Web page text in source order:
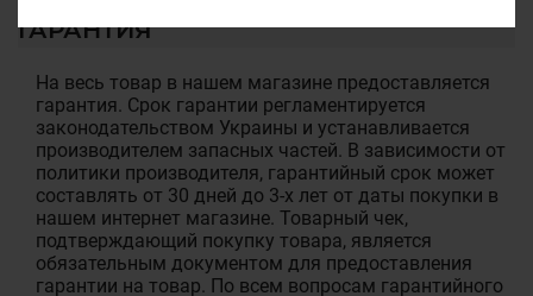
ГАРАНТИЯ
На весь товар в нашем магазине предоставляется
гарантия. Срок гарантии регламентируется
законодательством Украины и устанавливается
производителем запасных частей. В зависимости от
политики производителя, гарантийный срок может
составлять от 30 дней до 3-х лет от даты покупки в
нашем интернет магазине. Товарный чек,
подтверждающий покупку товара, является
обязательным документом для предоставления
гарантии на товар. По всем вопросам гарантийного